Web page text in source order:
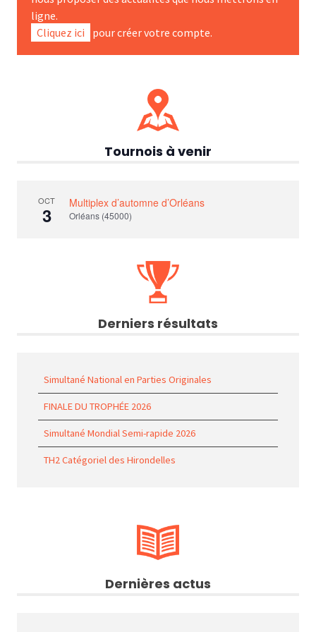
ligne.
Cliquez ici
pour créer votre compte.
Tournois à venir
OCT
3
Multiplex d’automne d’Orléans
Orléans (45000)
Derniers résultats
Simultané National en Parties Originales
FINALE DU TROPHÉE 2026
Simultané Mondial Semi-rapide 2026
TH2 Catégoriel des Hirondelles
Dernières actus